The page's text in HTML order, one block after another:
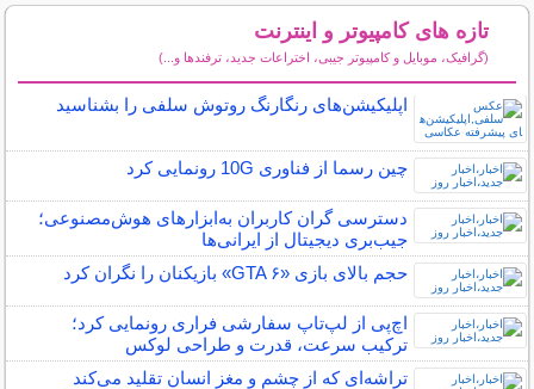
تازه های کامپیوتر و اینترنت
(گرافیک، موبایل و کامپیوتر جیبی، اختراعات جدید، ترفندها و...)
اپلیکیشن‌های رنگارنگ روتوش سلفی را بشناسید
چین رسما از فناوری 10G رونمایی کرد
دسترسی گران کاربران به‌ابزارهای هوش‌مصنوعی؛
جیب‌بری دیجیتال از ایرانی‌ها
حجم بالای بازی «GTA ۶» بازیکنان را نگران کرد
اچ‌پی از لپ‌تاپ سفارشی فراری رونمایی کرد؛
ترکیب سرعت، قدرت و طراحی لوکس
تراشه‌ای که از چشم و مغز انسان تقلید می‌کند